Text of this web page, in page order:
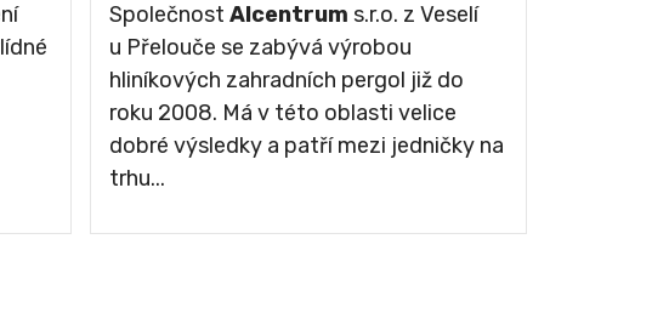
Společnost Alcentrum s.r.o. z Veselí
u Přelouče se zabývá výrobou
hliníkových zahradních pergol již do
roku 2008. Má v této oblasti velice
dobré výsledky a patří mezi jedničky na
trhu...